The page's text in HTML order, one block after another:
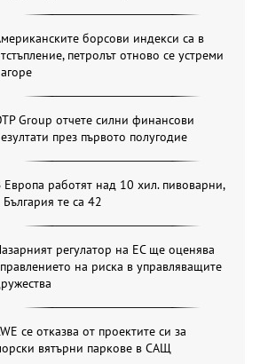
борсови индекси са в
петролът отново се устреми
Group отчете силни финансови
през първото полугодие
Европа работят над 10 хил. пивоварни,
България те са 42
регулатор на ЕС ще оценява
на риска в управляващите
се отказва от проектите си за
вятърни паркове в САЩ